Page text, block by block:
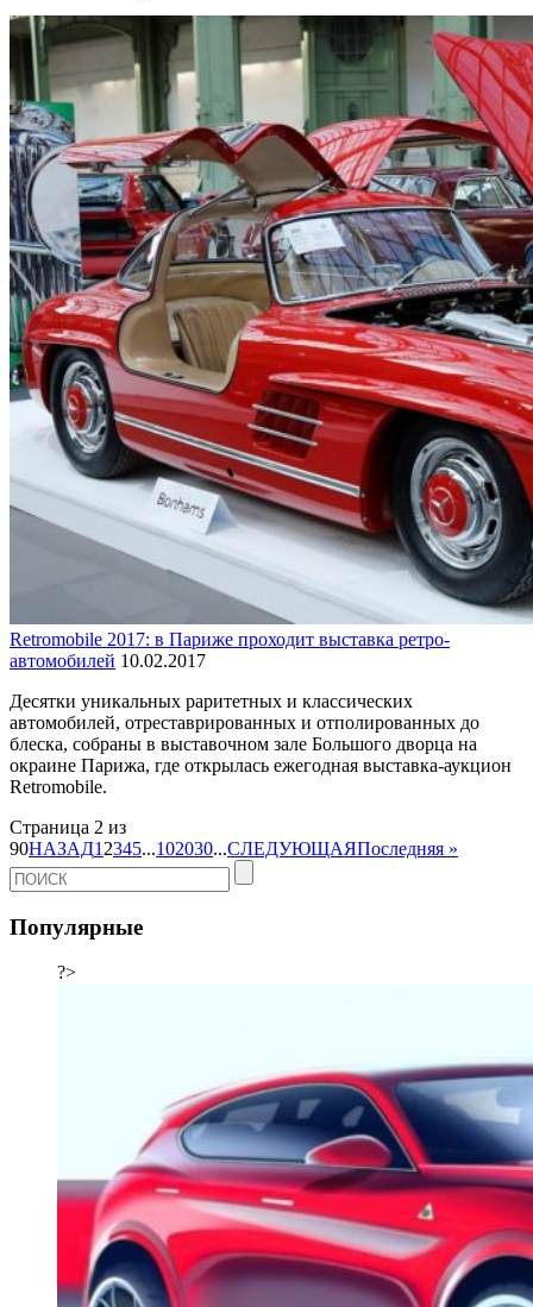
Retromobile 2017: в Париже проходит выставка ретро-
автомобилей 10.02.2017
Десятки уникальных раритетных и классических
автомобилей, отреставрированных и отполированных до
блеска, собраны в выставочном зале Большого дворца на
окраине Парижа, где открылась ежегодная выставка-аукцион
Retromobile.
Страница 2 из
90НАЗАД1 2345...102030...СЛЕДУЮЩАЯПоследняя »
Популярные
?>